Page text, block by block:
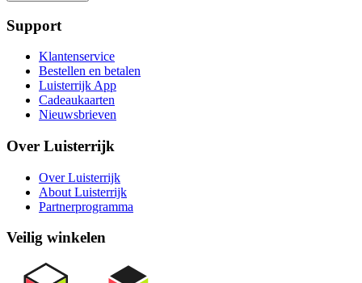
Support
Klantenservice
Bestellen en betalen
Luisterrijk App
Cadeaukaarten
Nieuwsbrieven
Over Luisterrijk
Over Luisterrijk
About Luisterrijk
Partnerprogramma
Veilig winkelen